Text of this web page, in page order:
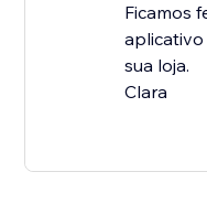
Ficamos
sua loja.
Clara